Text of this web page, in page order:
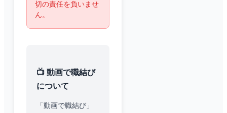
切の責任を負いませ
ん。
📺 動画で職結び
について
「動画で職結び」